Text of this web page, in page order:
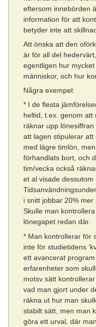
eftersom innebörden
information för att
betyder inte att
Att önska att den
är för all del
egentligen hur
människor, och hur
Några exempel:
* I de flesta
heltid, t.ex. genom
räknar upp
att lagen stipulerar
med lägre timlön,
förhandlats bort, och
tim/vecka också
et al visade dessutom
i snitt jobbar 20%
Skulle man
lönegapet redan där.
* Man kontrollerar för
inte för studietidens
ett avancerat
erfarenheter som
motsv sätt
vad man gjort under
räkna ut hur man
stabilt sätt, men man
göra ett urval, där